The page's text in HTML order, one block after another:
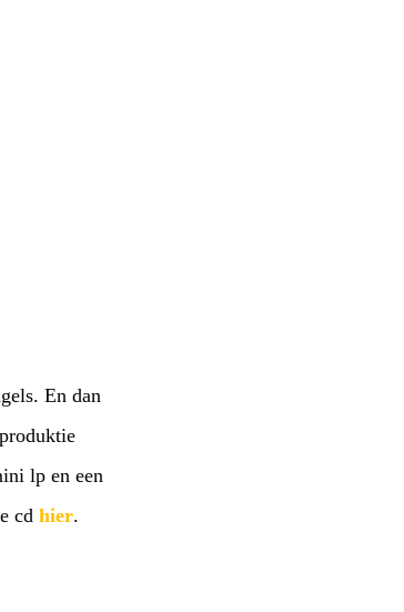
En dan
lp en een
cd hier.